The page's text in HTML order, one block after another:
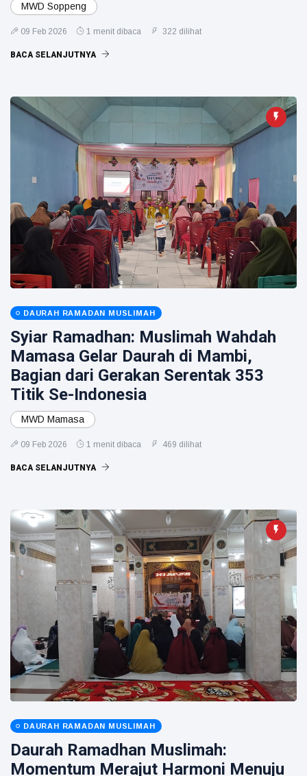
MWD Soppeng
09 Feb 2026 1 menit dibaca 322 dilihat
BACA SELANJUTNYA
DAURAH RAMADAN MUSLIMAH
Syiar Ramadhan: Muslimah Wahdah
Mamasa Gelar Daurah di Mambi,
Bagian dari Gerakan Serentak 353
Titik Se-Indonesia
MWD Mamasa
09 Feb 2026 1 menit dibaca 469 dilihat
BACA SELANJUTNYA
DAURAH RAMADAN MUSLIMAH
Daurah Ramadhan Muslimah:
Momentum Merajut Harmoni Menuju